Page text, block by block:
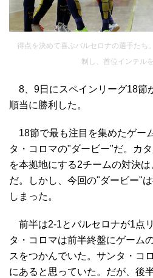
得点を決めて喜ぶバルセロナの選手たち。サンタ・コロマとの“ダービー”を
制し、首位インテル
8、9日にスペインリーグ18節が行われ、上位チームが
順当に勝利した。
18節で最も注目を集めたゲームは、バルセロナとサン
タ・コロマの"ダービー"だ。カ
を本拠地にする2チームの対決
だ。しかし、今回の"ダービー"
しまった。
前半は2-1とバルセロナが1点リードで折り返した。サン
タ・コロマは前半終盤にゲーム
スをつかんでいた。サンタ・コ
にあると思っていた。だが、後